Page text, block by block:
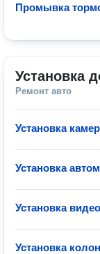
Промывка
Установка
Ремонт авто
Установка
Установка
Установка
Установка